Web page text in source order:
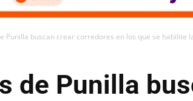
Punilla buscan crear corredores en los que se habilite
de Punilla